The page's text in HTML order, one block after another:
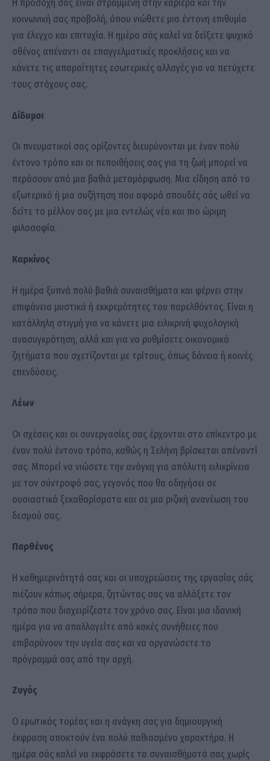
Η προσοχή σας είναι στραμμένη στην καριέρα και την
κοινωνική σας προβολή, όπου νιώθετε μια έντονη επιθυμία
για έλεγχο και επιτυχία. Η ημέρα σάς καλεί να δείξετε ψυχικό
σθένος απέναντι σε επαγγελματικές προκλήσεις και να
κάνετε τις απαραίτητες εσωτερικές αλλαγές για να πετύχετε
τους στόχους σας.
Δίδυμοι
Οι πνευματικοί σας ορίζοντες διευρύνονται με έναν πολύ
έντονο τρόπο και οι πεποιθήσεις σας για τη ζωή μπορεί να
περάσουν από μια βαθιά μεταμόρφωση. Μια είδηση από το
εξωτερικό ή μια συζήτηση που αφορά σπουδές σάς ωθεί να
δείτε το μέλλον σας με μια εντελώς νέα και πιο ώριμη
φιλοσοφία.
Καρκίνος
Η ημέρα ξυπνά πολύ βαθιά συναισθήματα και φέρνει στην
επιφάνεια μυστικά ή εκκρεμότητες του παρελθόντος. Είναι η
κατάλληλη στιγμή για να κάνετε μια ειλικρινή ψυχολογική
ανασυγκρότηση, αλλά και για να ρυθμίσετε οικονομικά
ζητήματα που σχετίζονται με τρίτους, όπως δάνεια ή κοινές
επενδύσεις.
Λέων
Οι σχέσεις και οι συνεργασίες σας έρχονται στο επίκεντρο με
έναν πολύ έντονο τρόπο, καθώς η Σελήνη βρίσκεται απέναντί
σας. Μπορεί να νιώσετε την ανάγκη για απόλυτη ειλικρίνεια
με τον σύντροφό σας, γεγονός που θα οδηγήσει σε
ουσιαστικά ξεκαθαρίσματα και σε μια ριζική ανανέωση του
δεσμού σας.
Παρθένος
Η καθημερινότητά σας και οι υποχρεώσεις της εργασίας σάς
πιέζουν κάπως σήμερα, ζητώντας σας να αλλάξετε τον
τρόπο που διαχειρίζεστε τον χρόνο σας. Είναι μια ιδανική
ημέρα για να απαλλαγείτε από κακές συνήθειες που
επιβαρύνουν την υγεία σας και να οργανώσετε το
πρόγραμμά σας από την αρχή.
Ζυγός
Ο ερωτικός τομέας και η ανάγκη σας για δημιουργική
έκφραση αποκτούν ένα πολύ παθιασμένο χαρακτήρα. Η
ημέρα σάς καλεί να εκφράσετε τα συναισθήματά σας χωρίς